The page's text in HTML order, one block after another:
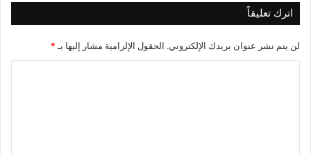
اترك تعليقاً
لن يتم نشر عنوان بريدك الإلكتروني. الحقول الإلزامية مشار إليها بـ *